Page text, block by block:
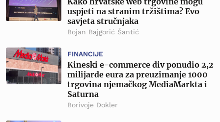
uspjeti na stranim tržištima? Evo
savjeta stručnjaka
Bojan Bajgorić Šantić
FINANCIJE
Kineski e-commerce div ponudio 2,2
milijarde eura za preuzimanje 1000
trgovina njemačkog MediaMarkta i
Saturna
Borivoje Dokler